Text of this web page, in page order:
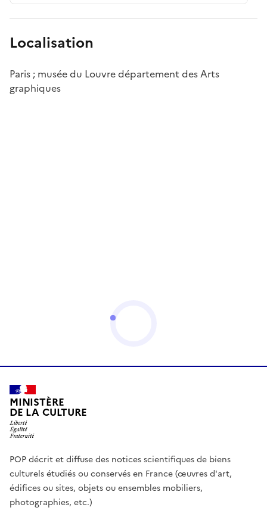
Localisation
Paris ; musée du Louvre département des Arts
graphiques
MINISTÈRE
DE LA CULTURE
POP décrit et diffuse des notices scientifiques de biens
culturels étudiés ou conservés en France (œuvres d'art,
édifices ou sites, objets ou ensembles mobiliers,
photographies, etc.)